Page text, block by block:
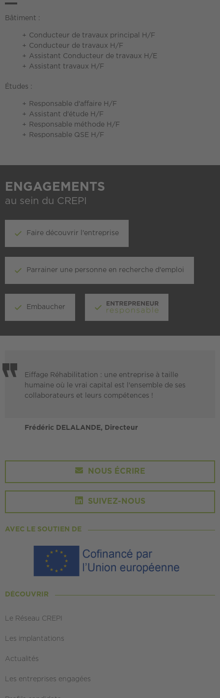
Bâtiment :
Conducteur de travaux principal H/F
Conducteur de travaux H/F
Assistant Conducteur de travaux H/E
Assistant travaux H/F
Études :
Responsable d'affaire H/F
Assistant d'étude H/F
Responsable méthode H/F
Responsable QSE H/F
ENGAGEMENTS
au sein du CREPI
Faire découvrir l'entreprise
Parrainer une personne en recherche d'emploi
Embaucher
Eiffage Réhabilitation : une entreprise à taille
humaine où le vrai capital est l'ensemble de ses
collaborateurs et leurs compétences !
Frédéric DELALANDE, Directeur
NOUS ÉCRIRE
SUIVEZ-NOUS
AVEC LE SOUTIEN DE
DÉCOUVRIR
Le Réseau CREPI
Les implantations
Actualités
Les entreprises engagées